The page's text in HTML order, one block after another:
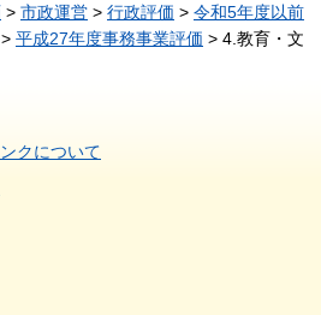
> 市政運営 > 行政評価 > 令和5年度以前
> 平成27年度事務事業評価 > 4.教育・文
クについて